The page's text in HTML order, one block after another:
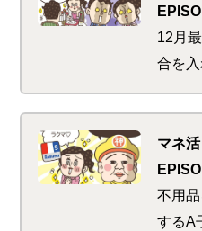
損」
に気
って
12月
合を
華に
夜の
ょっ
に。
まっ
とは
マネ
不用
するA